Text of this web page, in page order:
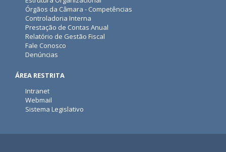
Órgãos da Câmara - Competências
Controladoria Interna
Prestação de Contas Anual
Relatório de Gestão Fiscal
Fale Conosco
Denúncias
ÁREA RESTRITA
Intranet
Webmail
Sistema Legislativo